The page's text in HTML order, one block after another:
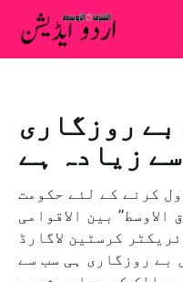
بے روزگاری
زیادہ ہے
کرنے کے لئے حکومت
بین الاقوامی
کرسٹین لاگارڈ
بے روزگاری ہی سب سے